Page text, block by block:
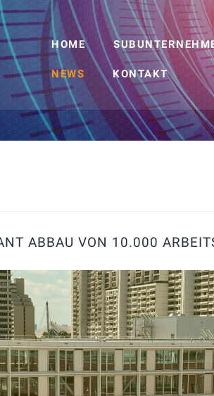
HOME
NEWS KONTAKT
ABBAU VON 10.000